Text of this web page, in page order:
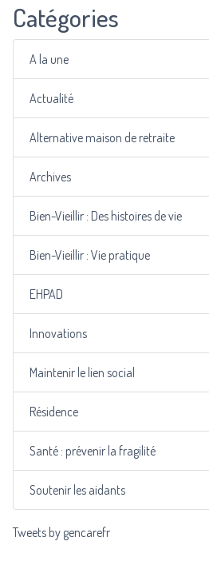
Catégories
A la une
Actualité
Alternative maison de retraite
Archives
Bien-Vieillir : Des histoires de vie
Bien-Vieillir : Vie pratique
EHPAD
Innovations
Maintenir le lien social
Résidence
Santé : prévenir la fragilité
Soutenir les aidants
Tweets by gencarefr